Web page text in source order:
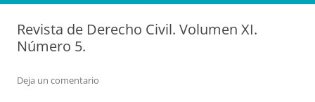
Revista de Derecho Civil. Volumen XI.
Número 5.
Deja un comentario